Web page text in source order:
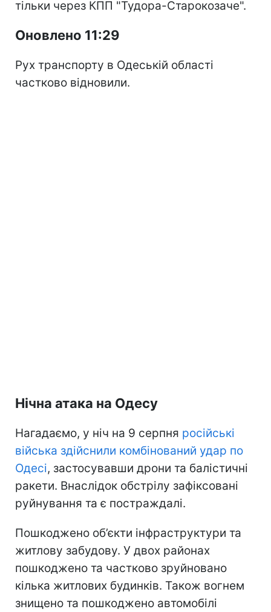
тільки через КПП "Тудора-Старокозаче".
Оновлено 11:29
Рух транспорту в Одеській області
частково відновили.
Нічна атака на Одесу
Нагадаємо, у ніч на 9 серпня російські
війська здійснили комбінований удар по
Одесі, застосувавши дрони та балістичні
ракети. Внаслідок обстрілу зафіксовані
руйнування та є постраждалі.
Пошкоджено об’єкти інфраструктури та
житлову забудову. У двох районах
пошкоджено та частково зруйновано
кілька житлових будинків. Також вогнем
знищено та пошкоджено автомобілі